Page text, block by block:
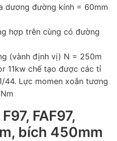
dương đường kính = 60mm
hợp trên cùng có đường
(vành định vị) N = 250m
11kw chế tạo được các tỉ
44. Lực momen xoắn tương
FAF97,
bích 450mm